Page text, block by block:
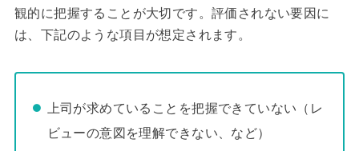
観的に把握することが大切です。評価されない要因に
は、下記のような項目が想定されます。
上司が求めていることを把握できていない（レ
ビューの意図を理解できない、など）